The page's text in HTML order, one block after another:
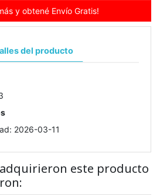
y obtené Envío Gratis!
del producto
2026-03-11
este producto